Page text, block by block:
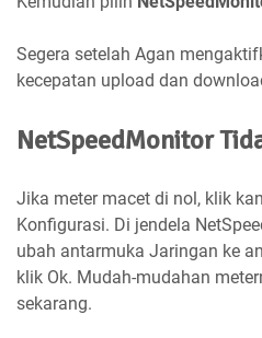
Segera setelah Agan
kecepatan upload dan
NetSpeedMonitor
Jika meter macet di nol, klik
Konfigurasi. Di jendela
ubah antarmuka Jaringan ke
klik Ok. Mudah-mudahan
sekarang.